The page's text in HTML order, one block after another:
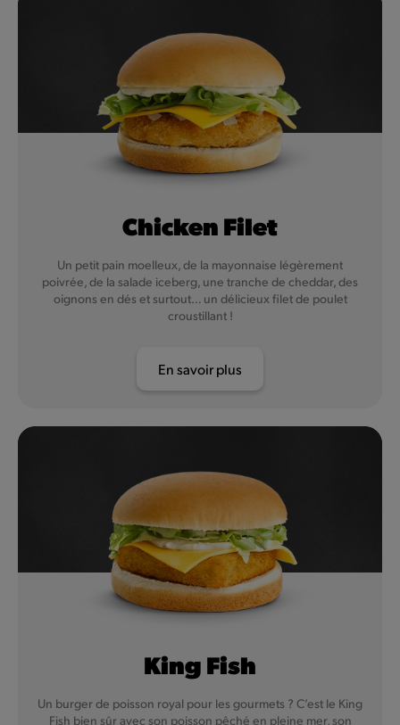
Chicken Filet
Un petit pain moelleux, de la mayonnaise légèrement
poivrée, de la salade iceberg, une tranche de cheddar, des
oignons en dés et surtout… un délicieux filet de poulet
croustillant !
En savoir plus
King Fish
Un burger de poisson royal pour les gourmets ? C’est le King
Fish bien sûr avec son poisson pêché en pleine mer, son